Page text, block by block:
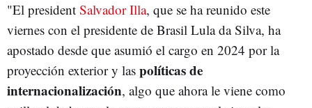
"El president Salvador Illa, que se ha reunido este
viernes con el presidente de Brasil Lula da Silva, ha
apostado desde que asumió el cargo en 2024 por la
proyección exterior y las políticas de
internacionalización, algo que ahora le viene como